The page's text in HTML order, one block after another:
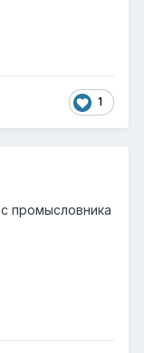
1
промысловника